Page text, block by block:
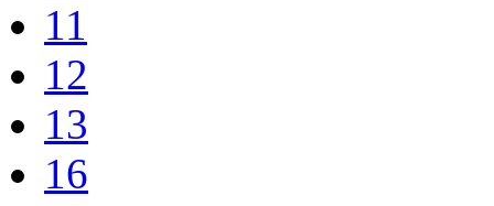
11
12
13
16